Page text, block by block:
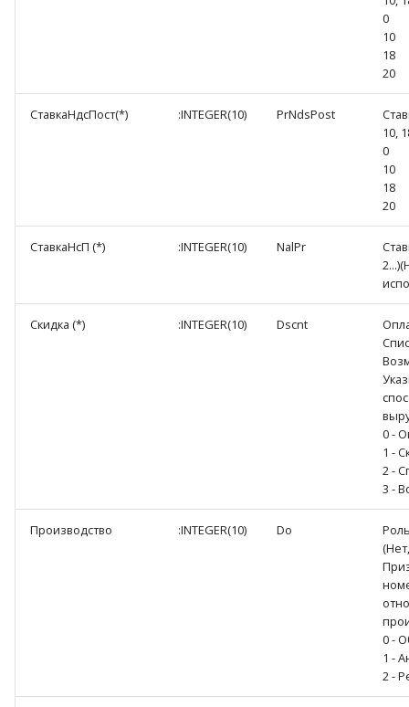
0
10
18
20
СтавкаНдсПост(*) :INTEGER(10) PrNdsPost
10,
0
10
18
20
СтавкаНсП (*) :INTEGER(10) NalPr
Скидка (*) :INTEGER(10) Dscnt
0 -
1 -
2 -
3 -
Производство :INTEGER(10) Do
0 -
1 -
2 -